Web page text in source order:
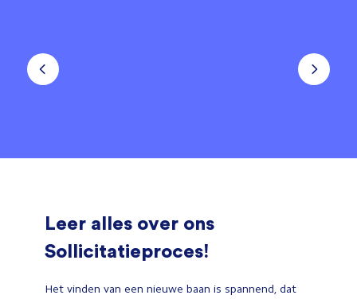
Leer alles over ons
Sollicitatieproces!
Het vinden van een nieuwe baan is spannend, dat